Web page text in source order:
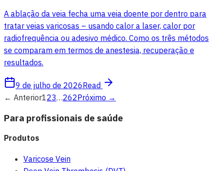
A ablação da veia fecha uma veia doente por dentro para
tratar veias varicosas – usando calor a laser, calor por
radiofrequência ou adesivo médico. Como os três métodos
se comparam em termos de anestesia, recuperação e
resultados.
9 de julho de 2026Read
← Anterior123…262Próximo →
Para profissionais de saúde
Produtos
Varicose Vein